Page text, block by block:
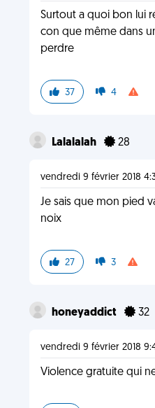
Surtout a quoi bon lui
con que même dans
perdre
37 4
Lalalalah 28
vendredi 9 février 2018
Je sais que mon pied
noix
27 3
honeyaddict 32
vendredi 9 février 2018
Violence gratuite qui